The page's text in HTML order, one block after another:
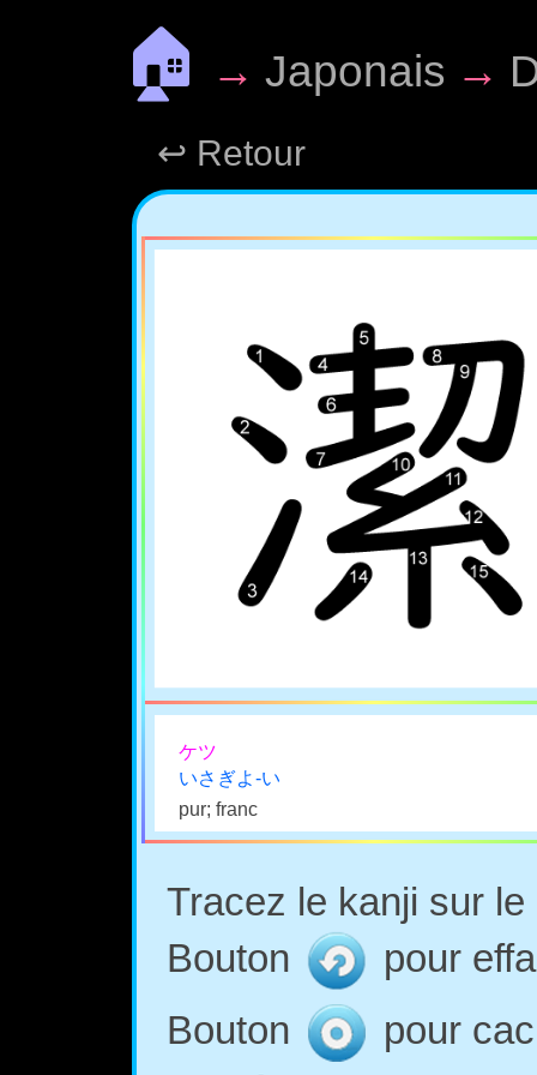
🏠 → Japonais →
↩ Retour
ケツ
いさぎよ-い
pur; franc
Tracez le kanji sur
Bouton
pour
Bouton
pour